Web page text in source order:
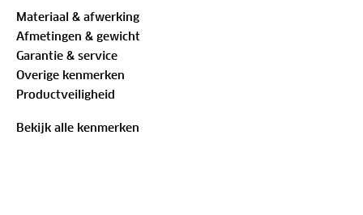
verbrande handen oploopt tijdens gebruik. Over het
roestvrij staal zit een stevige poedercoating die
meteen voor extra grip zorgt.
Materiaal & afwerking
Afmetingen & gewicht
Garantie & service
Overige kenmerken
Productveiligheid
Bekijk alle kenmerken